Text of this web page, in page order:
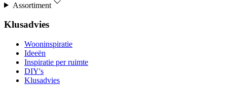
Assortiment
Klusadvies
Wooninspiratie
Ideeën
Inspiratie per ruimte
DIY's
Klusadvies